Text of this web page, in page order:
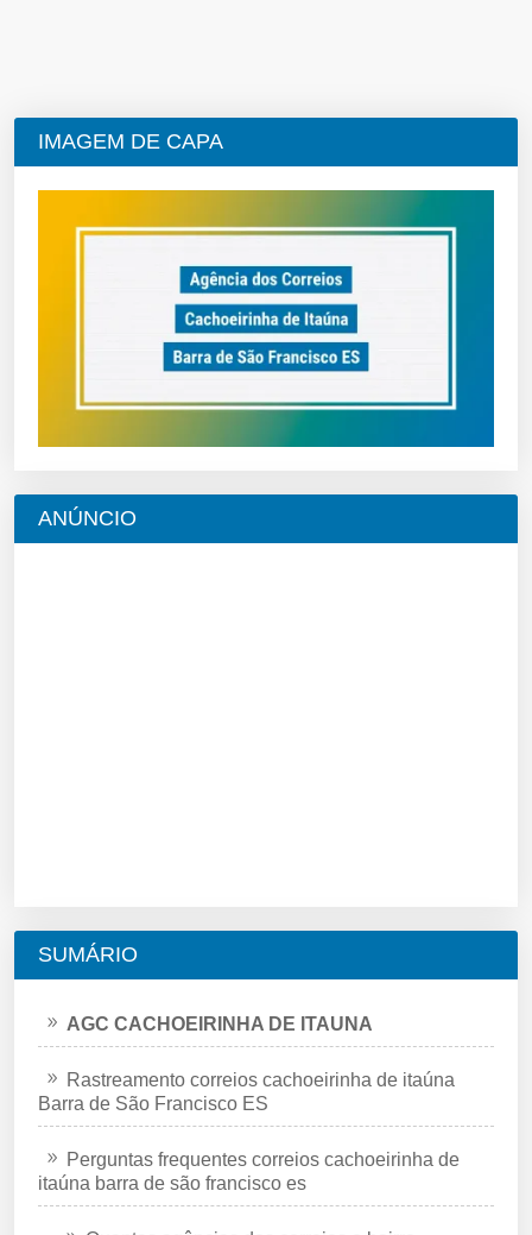
IMAGEM DE CAPA
ANÚNCIO
SUMÁRIO
AGC CACHOEIRINHA DE ITAUNA
Rastreamento correios cachoeirinha de itaúna
Barra de São Francisco ES
Perguntas frequentes correios cachoeirinha de
itaúna barra de são francisco es